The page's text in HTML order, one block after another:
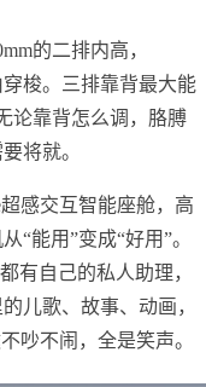
的二排内高，
梭。三排靠背最大能
论靠背怎么调，胳膊
将就。
感交互智能座舱，高
“能用”变成“好用”。
有自己的私人助理，
儿歌、故事、动画，
吵不闹，全是笑声。